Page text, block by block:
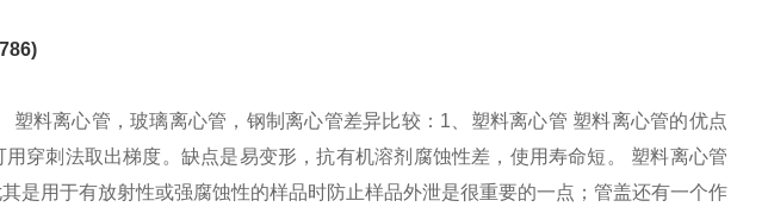
塑料离心管，玻璃离心管，钢制离心管差异比较：1、塑料离心管 塑料离心管的优点
穿刺法取出梯度。缺点是易变形，抗有机溶剂腐蚀性差，使用寿命短。 塑料离心管
是用于有放射性或强腐蚀性的样品时防止样品外泄是很重要的一点；管盖还有一个作